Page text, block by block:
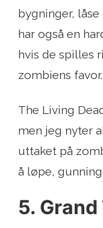
bygninger,
har også en
hvis de spilles
zombiens favor.
The Living
men jeg nyter
uttaket på
å løpe,
5.